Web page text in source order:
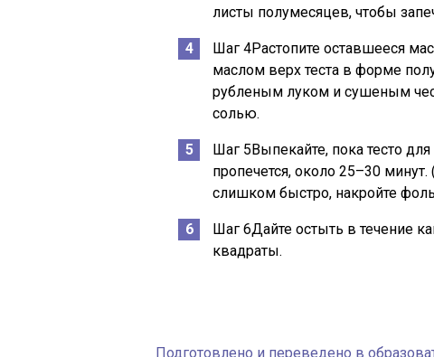
листы полумесяцев, чтобы
Шаг 4Растопите оставшееся
маслом верх теста в форме
рубленым луком и сушеным
солью.
Шаг 5Выпекайте, пока тесто
пропечется, около 25–30
слишком быстро, накройте
Шаг 6Дайте остыть в течение
квадраты.
Подготовлено и переведено в